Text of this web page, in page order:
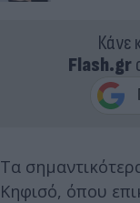
Κάνε
Flash.gr
Τα
Κηφισό, όπου